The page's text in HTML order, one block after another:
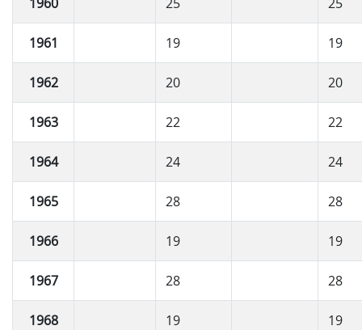
1961 19 19
1962 20 20
1963 22 22
1964 24 24
1965 28 28
1966 19 19
1967 28 28
1968 19 19